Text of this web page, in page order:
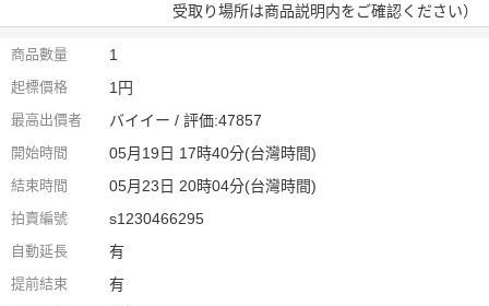
受取り場所は商品説明内をご確認ください）
商品數量 1
起標價格 1円
最高出價者 バイイー / 評価:47857
開始時間 05月19日 17時40分(台灣時間)
結束時間 05月23日 20時04分(台灣時間)
拍賣編號 s1230466295
自動延長 有
提前結束 有